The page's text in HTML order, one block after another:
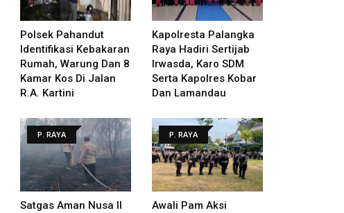
Polsek Pahandut
Identifikasi Kebakaran
Rumah, Warung Dan 8
Kamar Kos Di Jalan
R.A. Kartini
Kapolresta Palangka
Raya Hadiri Sertijab
Irwasda, Karo SDM
Serta Kapolres Kobar
Dan Lamandau
P. RAYA
Satgas Aman Nusa II
P. RAYA
Awali Pam Aksi